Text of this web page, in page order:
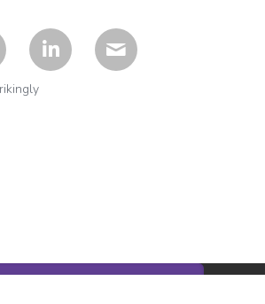
is gebouwd met Strikingly.